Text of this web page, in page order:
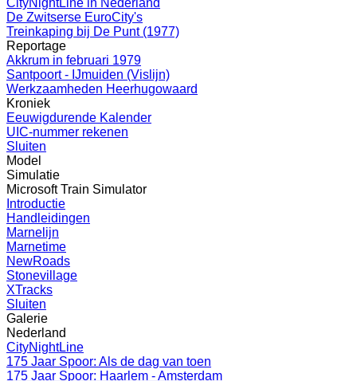
CityNightLine in Nederland
De Zwitserse EuroCity's
Treinkaping bij De Punt (1977)
Reportage
Akkrum in februari 1979
Santpoort - IJmuiden (Vislijn)
Werkzaamheden Heerhugowaard
Kroniek
Eeuwigdurende Kalender
UIC-nummer rekenen
Sluiten
Model
Simulatie
Microsoft Train Simulator
Introductie
Handleidingen
Marnelijn
Marnetime
NewRoads
Stonevillage
XTracks
Sluiten
Galerie
Nederland
CityNightLine
175 Jaar Spoor: Als de dag van toen
175 Jaar Spoor: Haarlem - Amsterdam